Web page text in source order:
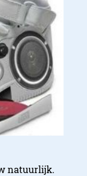
natuurlijk.